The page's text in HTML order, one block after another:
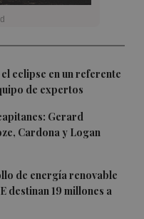
eclipse en un referente
de expertos
Gerard
Cardona y Logan
de energía renovable
destinan 19 millones a